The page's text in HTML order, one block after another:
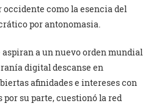
occidente como la esencia del
por antonomasia.
aspiran a un nuevo orden mundial
digital descanse en
afinidades e intereses con
por su parte, cuestionó la red